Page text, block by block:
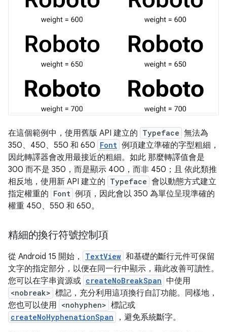
在這個範例中，使用舊版 API 建立的 Typeface 無法為
350、450、550 和 650 Font 例項建立準確的字型粗細，
因此轉譯器會改用最接近的粗細。如此 那麼轉譯值會是
300 而不是 350，而是顯示 400，而非 450；且 依此類推
相反地，使用新 API 建立的 Typeface 會以動態方式建立
指定權重的 Font 例項，因此會以 350 為單位呈現準確的
權重 450、550 和 650。
精細的換行符號控制項
從 Android 15 開始， TextView 和基礎的斷行元件可保留
文字的指定部分，以便在同一行中顯示，藉此改善可讀性。
您可以在字串資源或 createNoBreakSpan 中使用
<nobreak> 標記，充分利用這項換行自訂功能。同樣地，
您也可以使用 <nohyphen> 標記或
createNoHyphenationSpan
，避免系統斷字。